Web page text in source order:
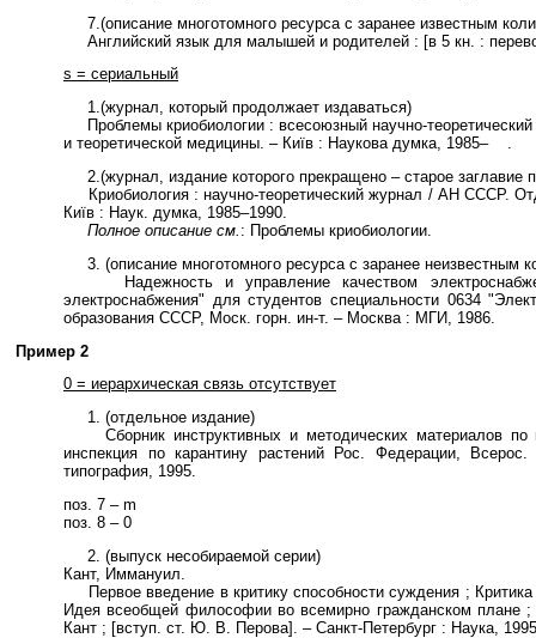
7.(описание многотомного ресурса с заранее известным
Английский язык для малышей и родителей : [в 5 кн. :
s = сериальный
1.(журнал, который продолжает издаваться)
Проблемы криобиологии : всесоюзный научно-
и теоретической медицины. – Київ : Наукова думка, 1985– .
2.(журнал, издание которого прекращено – старое заглавие
Криобиология : научно-теоретический журнал / АН СССР.
Київ : Наук. думка, 1985–1990.
Полное описание см. : Проблемы криобиологии.
3. (описание многотомного ресурса с заранее неизвестным
Надежность и управление качеством
электроснабжения" для студентов специальности 0634
образования СССР, Моск. горн. ин-т. – Москва : МГИ, 1986.
Пример 2
0 = иерархическая связь отсутствует
1. (отдельное издание)
Сборник инструктивных и методических материалов по
инспекция по карантину растений Рос. Федерации,
типография, 1995.
поз. 7 – m
поз. 8 – 0
2. (выпуск несобираемой серии)
Кант, Иммануил.
Первое введение в критику способности суждения ;
Идея всеобщей философии во всемирно гражданском плане
Кант ; [вступ. ст. Ю. В. Перова]. – Санкт-Петербург : Наука,